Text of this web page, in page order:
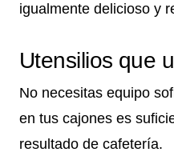
igualmente delicioso y
Utensilios que
No necesitas equipo
en tus cajones es
resultado de cafetería.